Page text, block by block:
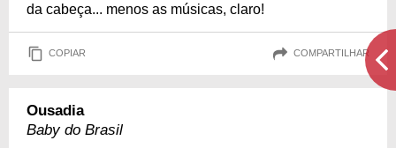
da cabeça... menos as músicas, claro!
COPIAR COMPARTILHAR
Ousadia
Baby do Brasil